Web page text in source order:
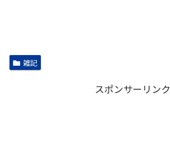
雑記
スポンサーリンク